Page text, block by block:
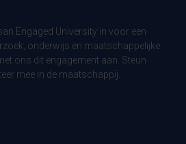
Engaged University in voor een
onderwijs en maatschappelijke
ons dit engagement aan. Steun
mee in de maatschappij.